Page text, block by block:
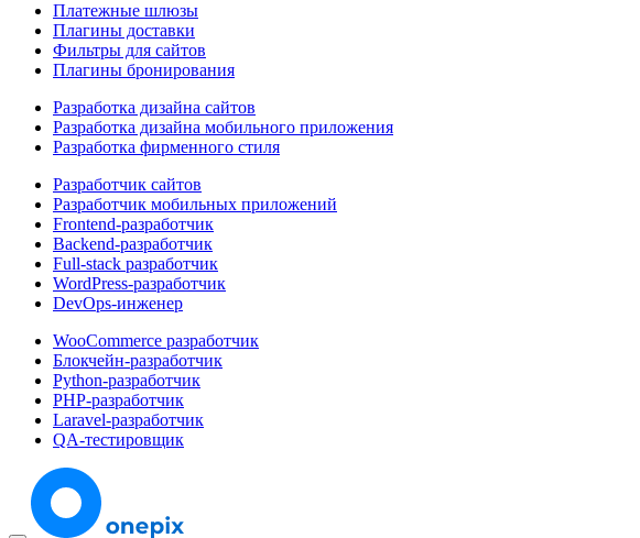
Платежные шлюзы
Плагины доставки
Фильтры для сайтов
Плагины бронирования
Разработка дизайна сайтов
Разработка дизайна мобильного приложения
Разработка фирменного стиля
Разработчик сайтов
Разработчик мобильных приложений
Frontend-разработчик
Backend-разработчик
Full-stack разработчик
WordPress-разработчик
DevOps-инженер
WooCommerce разработчик
Блокчейн-разработчик
Python-разработчик
PHP-разработчик
Laravel-разработчик
QA-тестировщик